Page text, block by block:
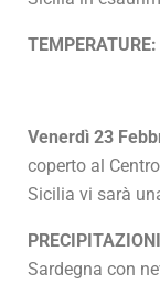
TEMPERATURE:
Venerdì 23
coperto al
Sicilia vi sarà
Sardegna con